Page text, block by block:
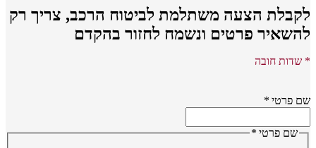
הצעה משתלמת לביטוח הרכב,צריך רק
פרטים ונשמח לחזור בהקדם
חובה
פרטי*
שם פרטי*